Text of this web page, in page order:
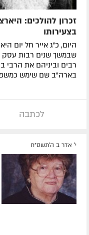
זכרון להולכים:
בצעירותו
היום, כ"ג אייר חל יום
שבמשך שנים רבות עסק
רבים וביניהם את הרבי
בארה"ב שם שימש
לכתבה
י' אדר ב ה׳תשס״ח